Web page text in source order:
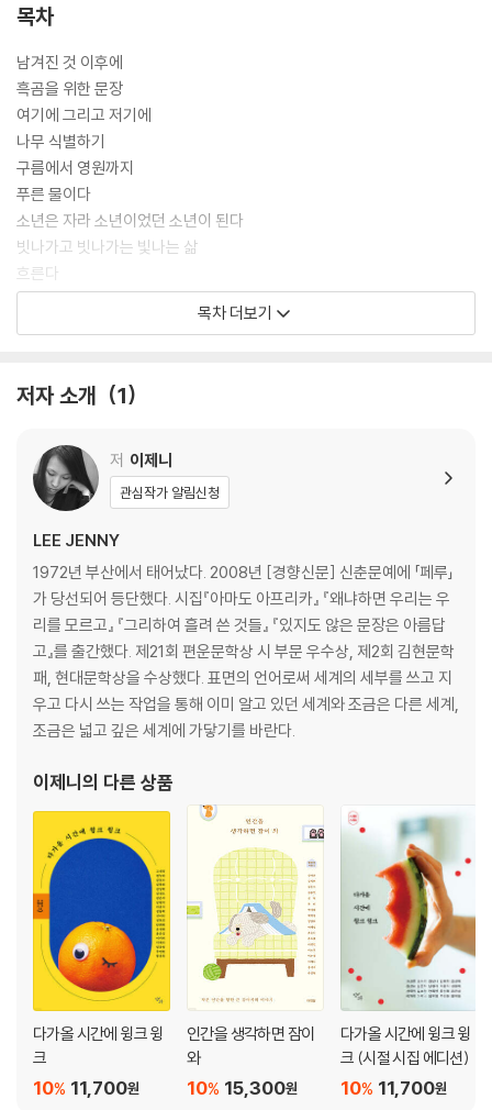
목차
남겨진 것 이후에
흑곰을 위한 문장
여기에 그리고 저기에
나무 식별하기
구름에서 영원까지
푸른 물이다
소년은 자라 소년이었던 소년이 된다
빗나가고 빗나가는 빛나는 삶
흐른다
동굴 속 어둠이 낯선 얼굴로 다가온다
부드럽고 깨어나는 우리들의 순간
네 자신을 걸어둔 곳이 너의 집이다
있었던 것이 있었던 곳에는 있었던 것이 있었던 것처럼 있었고
돌을 만지는 심정으로 당신을 만지고
떨어진 열매는 죽어 다시 새로운 열매로 열리고
안개 속을 걸어가면 밤이 우리를 이끌었고
나뭇가지처럼 나아가는 물결로
멀어지지 않으려고 고개를 들어
꿈과 현실의 경계로부터 물러났고
조그만 미소와 함께 우리는 모두 죽을 것이다
거울을 통해 어렴풋이
노래하는 양으로
밤에 의한 불
한 자락
나무장이의 나무
모자와 구두
언젠가 가게 될 해변
풀을 떠나며
나무 공에 의지하여
작고 없는 것
수풀 머리 목소리
처음의 양떼구름
빈 들에 빈 들을 데려오면
꿈과 꼬리
하얗게 탄 숲
목차 더보기
저자 소개 1
저 이제니
관심작가 알림신청
LEE JENNY
1972년 부산에서 태어났다. 2008년 [경향신문] 신춘문예에 「페루」
가 당선되어 등단했다. 시집『아마도 아프리카』 『왜냐하면 우리는 우
리를 모르고』 『그리하여 흘려 쓴 것들』 『있지도 않은 문장은 아름답
고』를 출간했다. 제21회 편운문학상 시 부문 우수상, 제2회 김현문학
패, 현대문학상을 수상했다. 표면의 언어로써 세계의 세부를 쓰고 지
우고 다시 쓰는 작업을 통해 이미 알고 있던 세계와 조금은 다른 세계,
조금은 넓고 깊은 세계에 가닿기를 바란다.
이제니의 다른 상품
다가올 시간에 윙크 윙
크
11,700원
10%
인간을 생각하면 잠이
와
15,300원
10%
다가올 시간에 윙크 윙
크 (시절 시집 에디션)
11,700원
10%